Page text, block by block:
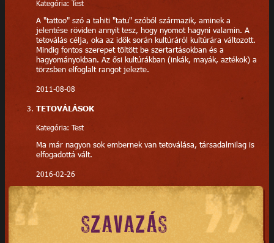
Kategória: Test
A "tattoo" szó a tahiti "tatu" szóból származik, aminek a
jelentése röviden annyit tesz, hogy nyomot hagyni valamin. A
tetoválás célja, oka az idők során kultúráról kultúrára változott.
Mindig fontos szerepet töltött be szertartásokban és a
hagyományokban. Az ősi kultúrákban (inkák, mayák, aztékok) a
törzsben elfoglalt rangot jelezte.
2011-08-08
TETOVÁLÁSOK
Kategória: Test
Ma már nagyon sok embernek van tetoválása, társadalmilag is
elfogadottá vált.
2016-02-26
SZAVAZÁS